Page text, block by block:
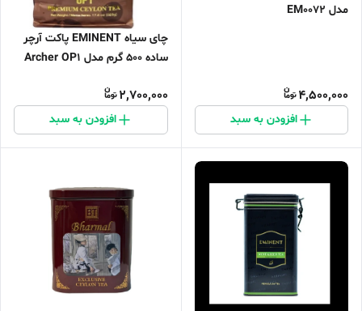
مدل EM0072
4,500,000
افزودن به سبد
چای سیاه EMINENT پاکت آرچر
ساده 500 گرم مدل Archer OP1
2,700,000
افزودن به سبد